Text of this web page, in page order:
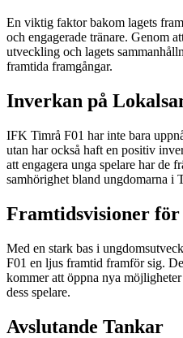
En viktig faktor bakom lagets
och engagerade tränare. Genom
utveckling och lagets
framtida framgångar.
Inverkan på
IFK Timrå F01 har inte bara
utan har också haft en positiv
att engagera unga spelare har de
samhörighet bland ungdomarna i
Framtidsvisioner
Med en stark bas i
F01 en ljus framtid framför sig.
kommer att öppna nya
dess spelare.
Avslutande Tankar